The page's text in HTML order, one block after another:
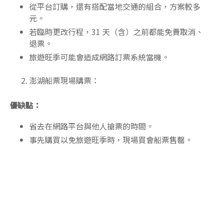
從平台訂購，還有搭配當地交通的組合，方案較多
元。
若臨時更改行程，31 天（含）之前都能免費取消、
退票。
旅遊旺季可能會造成網路訂票系統當機。
澎湖船票現場購票：
優缺點：
省去在網路平台與他人搶票的時間。
事先購買以免旅遊旺季時，現場買會船票售罄。